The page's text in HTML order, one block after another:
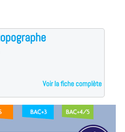
Voir la fiche complète